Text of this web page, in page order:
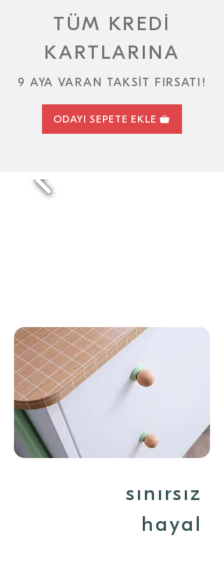
TÜM KREDİ
KARTLARINA
9 AYA VARAN TAKSİT FIRSATI!
ODAYI SEPETE EKLE
sınırsız
hayal